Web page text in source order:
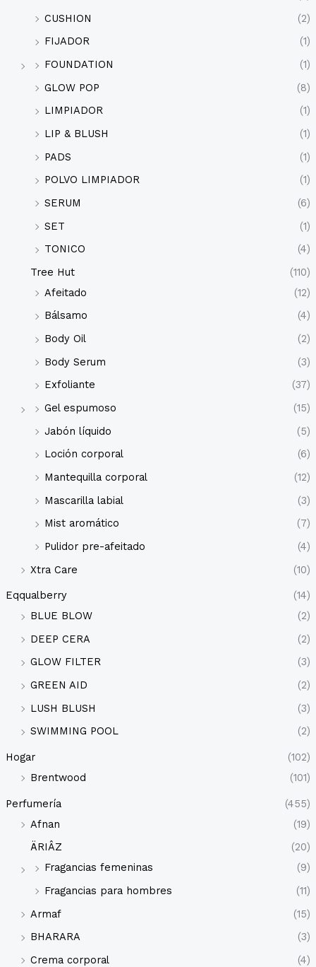
CUSHION
(2)
FIJADOR
(1)
FOUNDATION
(1)
GLOW POP
(8)
LIMPIADOR
(1)
LIP & BLUSH
(1)
PADS
(1)
POLVO LIMPIADOR
(1)
SERUM
(6)
SET
(1)
TONICO
(4)
Tree Hut
(110)
Afeitado
(12)
Bálsamo
(4)
Body Oil
(2)
Body Serum
(3)
Exfoliante
(37)
Gel espumoso
(15)
Jabón líquido
(5)
Loción corporal
(6)
Mantequilla corporal
(12)
Mascarilla labial
(3)
Mist aromático
(7)
Pulidor pre-afeitado
(4)
Xtra Care
(10)
Eqqualberry
(14)
BLUE BLOW
(2)
DEEP CERA
(2)
GLOW FILTER
(3)
GREEN AID
(2)
LUSH BLUSH
(3)
SWIMMING POOL
(2)
Hogar
(102)
Brentwood
(101)
Perfumería
(455)
Afnan
(19)
ÄRIÂZ
(20)
Fragancias femeninas
(9)
Fragancias para hombres
(11)
Armaf
(15)
BHARARA
(3)
Crema corporal
(4)